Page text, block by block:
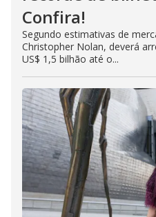
Confira!
Segundo estimativas de
Christopher Nolan, deverá
US$ 1,5 bilhão até o...